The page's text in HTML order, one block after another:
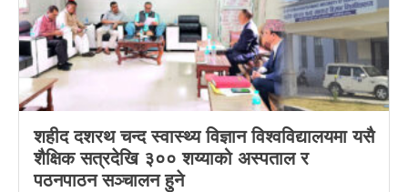
शहीद दशरथ चन्द स्वास्थ्य विज्ञान विश्वविद्यालयमा यसै
शैक्षिक सत्रदेखि ३०० शय्याको अस्पताल र
पठनपाठन सञ्चालन हुने